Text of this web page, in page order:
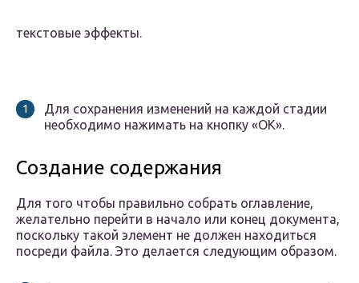
текстовые эффекты.
Для сохранения изменений на каждой стадии
необходимо нажимать на кнопку «OK».
Создание содержания
Для того чтобы правильно собрать оглавление,
желательно перейти в начало или конец документа,
поскольку такой элемент не должен находиться
посреди файла. Это делается следующим образом.